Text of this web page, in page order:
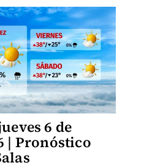
6 de
| Pronóstico